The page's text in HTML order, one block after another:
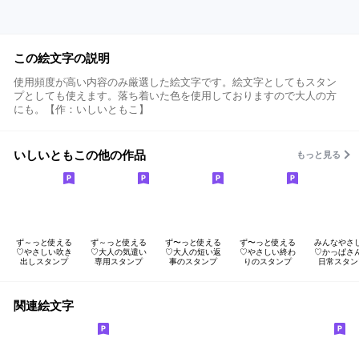
この絵文字の説明
使用頻度が高い内容のみ厳選した絵文字です。絵文字としてもスタン
プとしても使えます。落ち着いた色を使用しておりますので大人の方
にも。【作：いしいともこ】
いしいともこの他の作品 もっと見る
ず～っと使える
♡やさしい吹き
出しスタンプ
ず～っと使える
♡大人の気遣い
専用スタンプ
ず〜っと使える
♡大人の短い返
事のスタンプ
ず〜っと使える
♡やさしい終わ
りのスタンプ
みんなやさ
♡かっぱさ
日常スタ
関連絵文字